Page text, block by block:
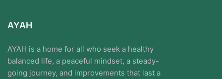
AYAH
AYAH is a home for all who seek a healthy
balanced life, a peaceful mindset, a steady-
going journey, and improvements that last a